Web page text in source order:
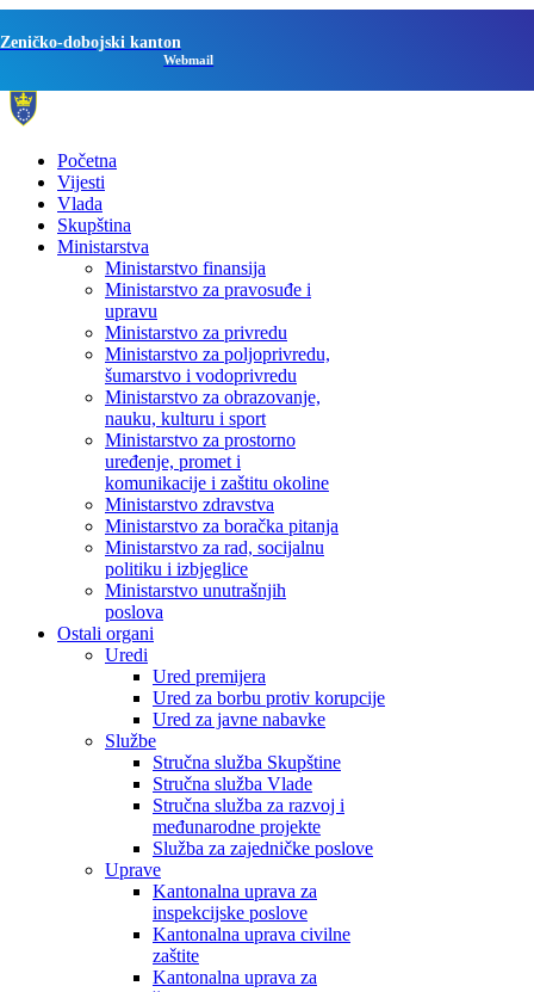
Zeničko-dobojski kanton
Webmail
Početna
Vijesti
Vlada
Skupština
Ministarstva
Ministarstvo finansija
Ministarstvo za pravosuđe i
upravu
Ministarstvo za privredu
Ministarstvo za poljoprivredu,
šumarstvo i vodoprivredu
Ministarstvo za obrazovanje,
nauku, kulturu i sport
Ministarstvo za prostorno
uređenje, promet i
komunikacije i zaštitu okoline
Ministarstvo zdravstva
Ministarstvo za boračka pitanja
Ministarstvo za rad, socijalnu
politiku i izbjeglice
Ministarstvo unutrašnjih
poslova
Ostali organi
Uredi
Ured premijera
Ured za borbu protiv korupcije
Ured za javne nabavke
Službe
Stručna služba Skupštine
Stručna služba Vlade
Stručna služba za razvoj i
međunarodne projekte
Služba za zajedničke poslove
Uprave
Kantonalna uprava za
inspekcijske poslove
Kantonalna uprava civilne
zaštite
Kantonalna uprava za